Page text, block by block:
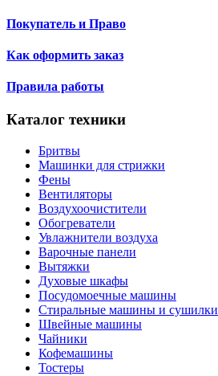
Покупатель и Право
Как оформить заказ
Правила работы
Каталог техники
Бритвы
Машинки для стрижки
Фены
Вентиляторы
Воздухоочистители
Обогреватели
Увлажнители воздуха
Варочные панели
Вытяжки
Духовые шкафы
Посудомоечные машины
Стиральные машины и сушилки
Швейные машины
Чайники
Кофемашины
Тостеры